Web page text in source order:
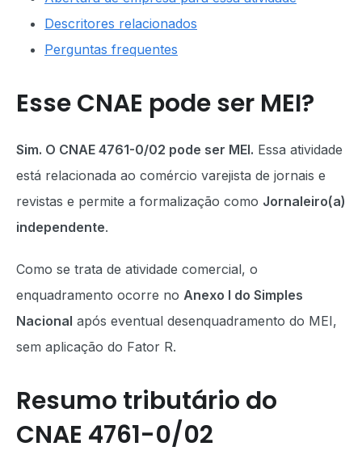
Descritores relacionados
Perguntas frequentes
Esse CNAE pode ser MEI?
Sim. O CNAE 4761-0/02 pode ser MEI. Essa atividade
está relacionada ao comércio varejista de jornais e
revistas e permite a formalização como Jornaleiro(a)
independente.
Como se trata de atividade comercial, o
enquadramento ocorre no Anexo I do Simples
Nacional após eventual desenquadramento do MEI,
sem aplicação do Fator R.
Resumo tributário do
CNAE 4761-0/02